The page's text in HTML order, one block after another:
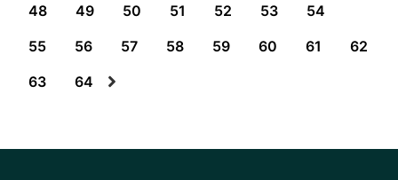
48
49 50 51 52 53
54
55
56 57 58 59 60 61
62
63
64